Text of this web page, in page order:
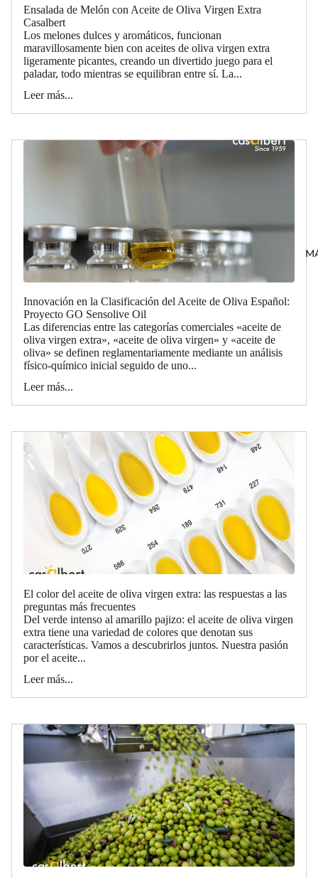
Ensalada de Melón con Aceite de Oliva Virgen Extra
Casalbert
Los melones dulces y aromáticos, funcionan
maravillosamente bien con aceites de oliva virgen extra
ligeramente picantes, creando un divertido juego para el
paladar, todo mientras se equilibran entre sí. La...
Leer más...
Innovación en la Clasificación del Aceite de Oliva Español:
Proyecto GO Sensolive Oil
Las diferencias entre las categorías comerciales «aceite de
oliva virgen extra», «aceite de oliva virgen» y «aceite de
oliva» se definen reglamentariamente mediante un análisis
físico-químico inicial seguido de uno...
Leer más...
El color del aceite de oliva virgen extra: las respuestas a las
preguntas más frecuentes
Del verde intenso al amarillo pajizo: el aceite de oliva virgen
extra tiene una variedad de colores que denotan sus
características. Vamos a descubrirlos juntos. Nuestra pasión
por el aceite...
Leer más...